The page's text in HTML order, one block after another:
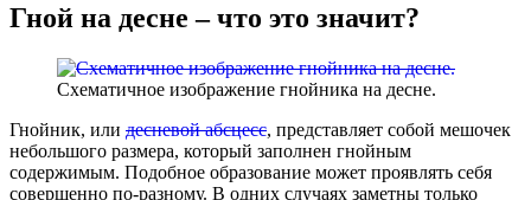
Гной на десне – что это значит?
Схематичное изображение гнойника на десне.
Гнойник, или десневой абсцесс, представляет собой мешочек
небольшого размера, который заполнен гнойным
содержимым. Подобное образование может проявлять себя
совершенно по-разному. В одних случаях заметны только